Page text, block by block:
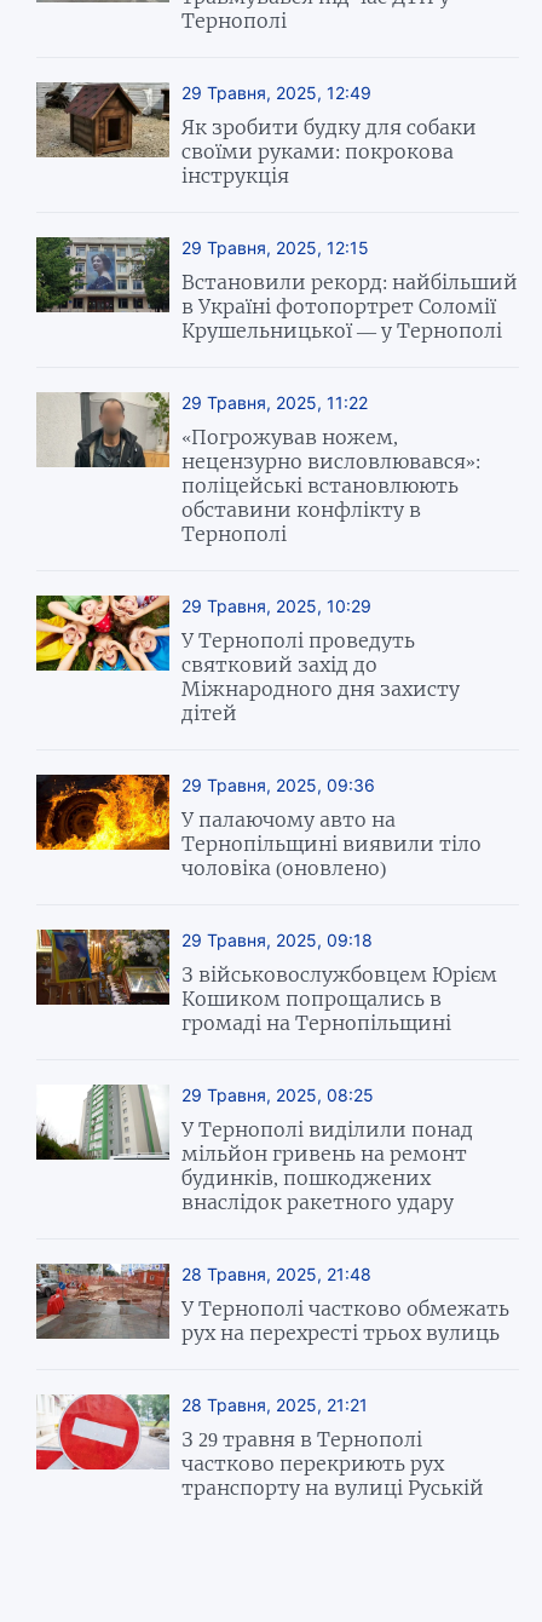
Тернополі
29 Травня, 2025, 12:49
Як зробити будку для собаки
своїми руками: покрокова
інструкція
29 Травня, 2025, 12:15
Встановили рекорд: найбільший
в Україні фотопортрет Соломії
Крушельницької — у Тернополі
29 Травня, 2025, 11:22
«Погрожував ножем,
нецензурно висловлювався»:
поліцейські встановлюють
обставини конфлікту в
Тернополі
29 Травня, 2025, 10:29
У Тернополі проведуть
святковий захід до
Міжнародного дня захисту
дітей
29 Травня, 2025, 09:36
У палаючому авто на
Тернопільщині виявили тіло
чоловіка (оновлено)
29 Травня, 2025, 09:18
З військовослужбовцем Юрієм
Кошиком попрощались в
громаді на Тернопільщині
29 Травня, 2025, 08:25
У Тернополі виділили понад
мільйон гривень на ремонт
будинків, пошкоджених
внаслідок ракетного удару
28 Травня, 2025, 21:48
У Тернополі частково обмежать
рух на перехресті трьох вулиць
28 Травня, 2025, 21:21
З 29 травня в Тернополі
частково перекриють рух
транспорту на вулиці Руській